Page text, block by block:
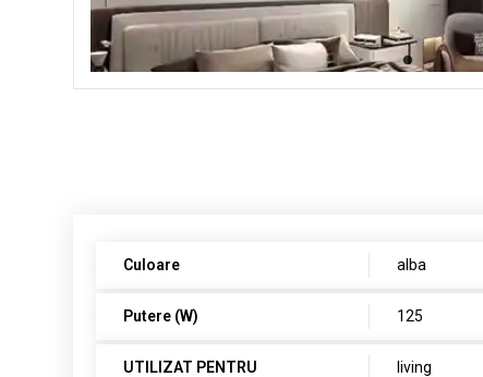
Culoare alba
Putere (W) 125
UTILIZAT PENTRU living